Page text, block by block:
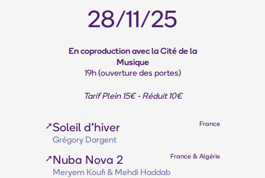
28/11/25
En coproduction avec la Cité de la
Musique
19h (ouverture des portes)
Tarif Plein 15€ - Réduit 10€
➚Soleil d'hiver
Grégory Dargent
France
➚ Nuba Nova 2
Meryem Koufi & Mehdi Haddab
France & Algérie